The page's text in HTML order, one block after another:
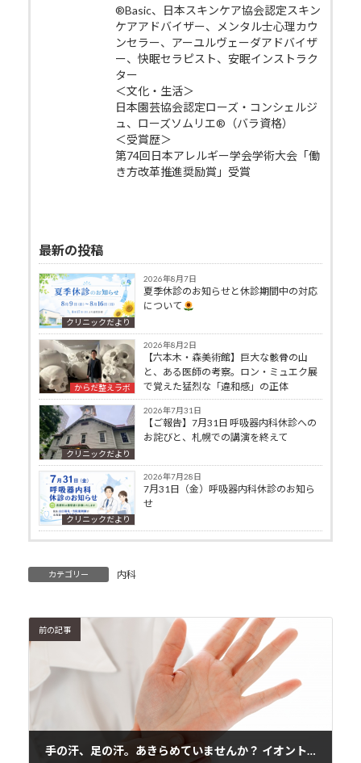
®Basic、日本スキンケア協会認定スキン
ケアアドバイザー、メンタル士心理カウ
ンセラー、アーユルヴェーダアドバイザ
ー、快眠セラピスト、安眠インストラク
ター
＜文化・生活＞
日本園芸協会認定ローズ・コンシェルジ
ュ、ローズソムリエ®（バラ資格）
＜受賞歴＞
第74回日本アレルギー学会学術大会「働
き方改革推進奨励賞」受賞
最新の投稿
クリニックだより
2026年8月7日
夏季休診のお知らせと休診期間中の対応
について
からだ整えラボ
2026年8月2日
【六本木・森美術館】巨大な骸骨の山
と、ある医師の考察。ロン・ミュエク展
で覚えた猛烈な「違和感」の正体
クリニックだより
2026年7月31日
【ご報告】7月31日 呼吸器内科休診への
お詫びと、札幌での講演を終えて
クリニックだより
2026年7月28日
7月31日（金）呼吸器内科休診のお知ら
せ
カテゴリー 内科
前の記事
手の汗、足の汗。あきらめていませんか？ イオントフォレーシス療法について